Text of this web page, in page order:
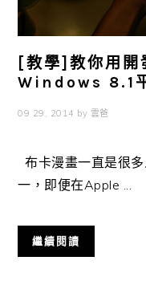
[教學]教你用開
Windows 8.1
09 29, 2014 by 雲爸
布卡漫畫一直是很
一，即便在Apple ...
繼續閱讀